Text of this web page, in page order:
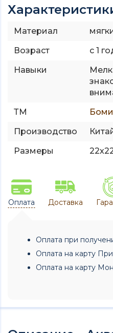
Материал
Возраст
с 1
Навыки
ТМ
Производство
Размеры
Оплата Доставка
Оплата при
Оплата на карту
Оплата на карту